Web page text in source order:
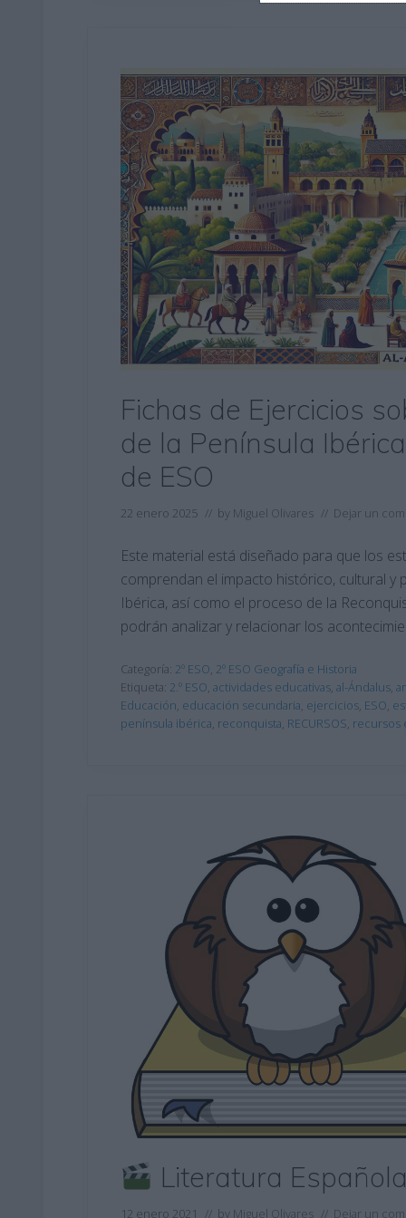
Fichas de Ejercicios
de la Península
de ESO
22 enero 2025 // by Miguel Olivares // Dejar un
Este material está diseñado para que los
comprendan el impacto histórico, cultural y
Ibérica, así como el proceso de la
podrán analizar y relacionar los
Categoría: 2º ESO, 2º ESO Geografía e Historia
Etiqueta: 2.º ESO, actividades educativas, al-Ándalus,
Educación, educación secundaria, ejercicios, ESO,
península ibérica, reconquista, RECURSOS, recursos
Literatura
12 enero 2021 // by Miguel Olivares // Dejar un